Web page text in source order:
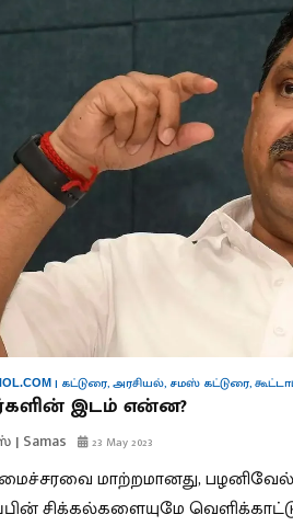
| கட்டுரை,அரசியல், சமஸ் கட்டுரை,
இடம் என்ன?
| Samas 23 May 2023
மாற்றமானது,
சிக்கல்களையுமே